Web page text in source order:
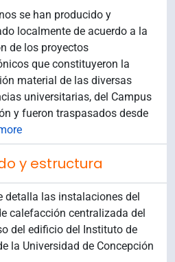
se han producido y
localmente de acuerdo a la
de los proyectos
que constituyeron la
material de las diversas
universitarias, del Campus
y fueron traspasados desde
y estructura
detalla las instalaciones del
calefacción centralizada del
del edificio del Instituto de
la Universidad de Concepción